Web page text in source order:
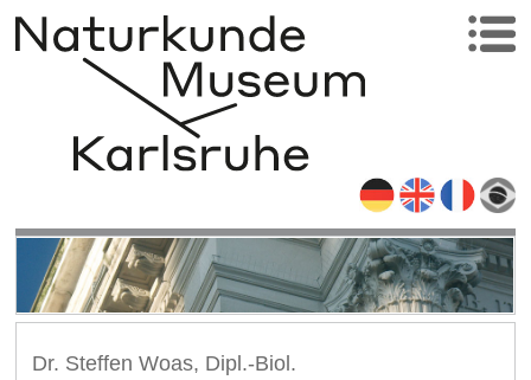
Dr. Steffen Woas, Dipl.-Biol.